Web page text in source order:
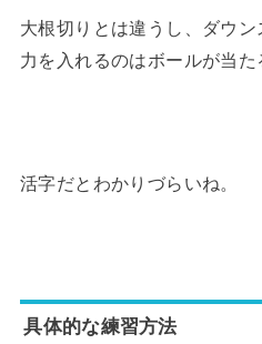
大根切りとは違うし、ダウン
力を入れるのはボールが当た
活字だとわかりづらいね。
具体的な練習方法